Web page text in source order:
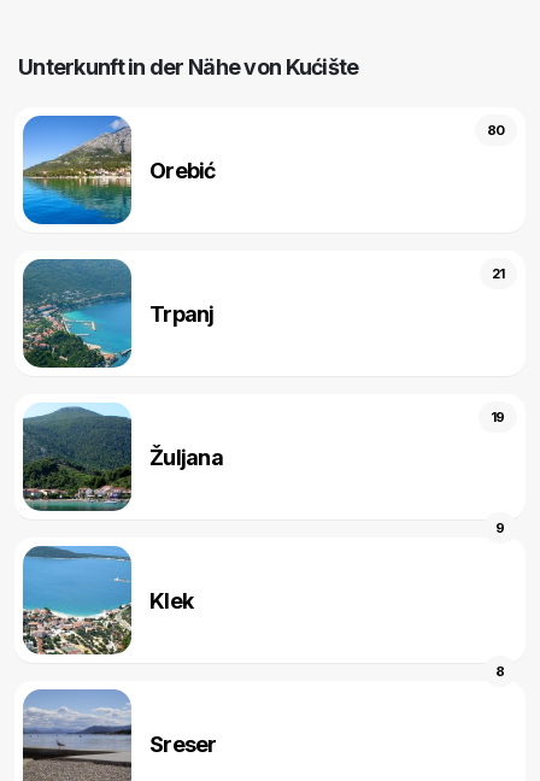
Unterkunft in der Nähe von Kućište
Orebić
80
Trpanj
21
Žuljana
19
Klek
9
Sreser
8